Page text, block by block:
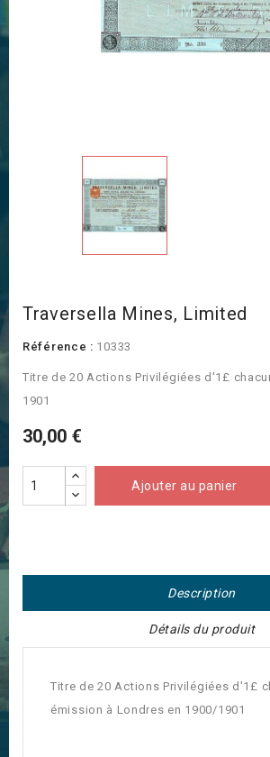
Traversella Mines, Limited
Référence : 10333
Titre de 20 Actions Privilégiées d'1£
1901
30,00 €
Ajouter au panier
Description
Détails du produit
Titre de 20 Actions Privilégiées d'1£
émission à Londres en 1900/1901